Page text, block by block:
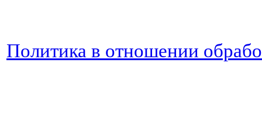
Политика в отношении